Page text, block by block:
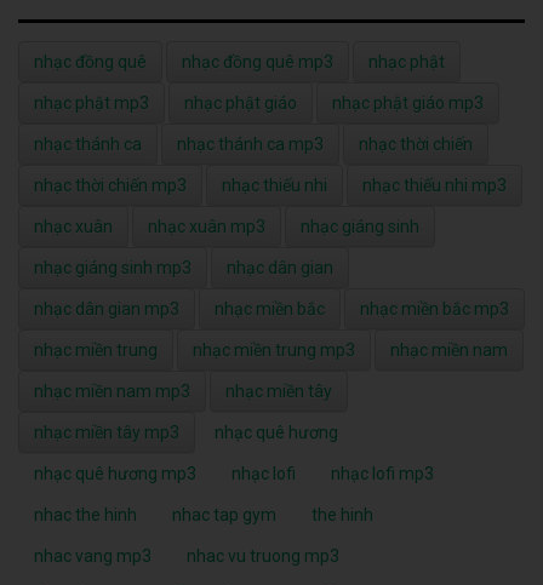
nhạc đồng quê nhạc đồng quê mp3 nhạc phật
nhạc phật mp3 nhạc phật giáo nhạc phật giáo mp3
nhạc thánh ca nhạc thánh ca mp3 nhạc thời chiến
nhạc thời chiến mp3 nhạc thiếu nhi nhạc thiếu nhi mp3
nhạc xuân nhạc xuân mp3 nhạc giáng sinh
nhạc giáng sinh mp3 nhạc dân gian
nhạc dân gian mp3 nhạc miền bắc nhạc miền bắc mp3
nhạc miền trung nhạc miền trung mp3 nhạc miền nam
nhạc miền nam mp3 nhạc miền tây
nhạc miền tây mp3 nhạc quê hương
nhạc quê hương mp3 nhạc lofi nhạc lofi mp3
nhac the hinh nhac tap gym the hinh
nhac vang mp3 nhac vu truong mp3